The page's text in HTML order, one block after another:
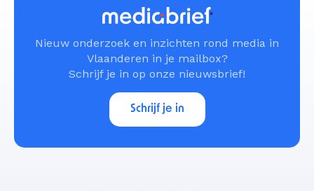
Nieuw onderzoek en inzichten rond media in
Vlaanderen in je mailbox?
Schrijf je in op onze nieuwsbrief!
Schrijf je in